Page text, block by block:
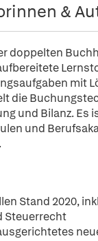
&
doppelten
mit
die
und Bilanz. Es
und
Stand 2020,
Steuerrecht